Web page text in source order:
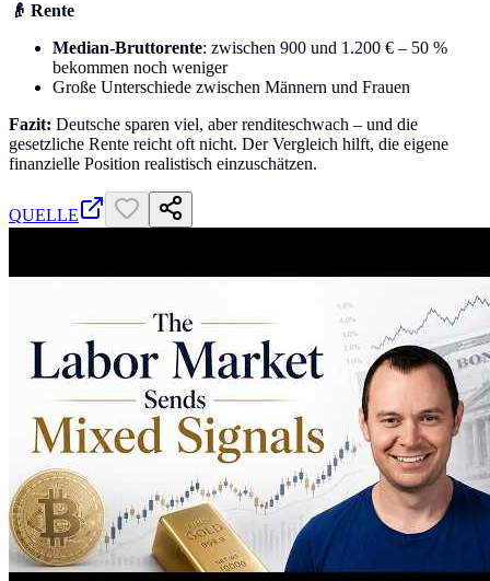
👴 Rente
Median-Bruttorente: zwischen 900 und 1.200 € – 50 %
bekommen noch weniger
Große Unterschiede zwischen Männern und Frauen
Fazit: Deutsche sparen viel, aber renditeschwach – und die
gesetzliche Rente reicht oft nicht. Der Vergleich hilft, die eigene
finanzielle Position realistisch einzuschätzen.
QUELLE